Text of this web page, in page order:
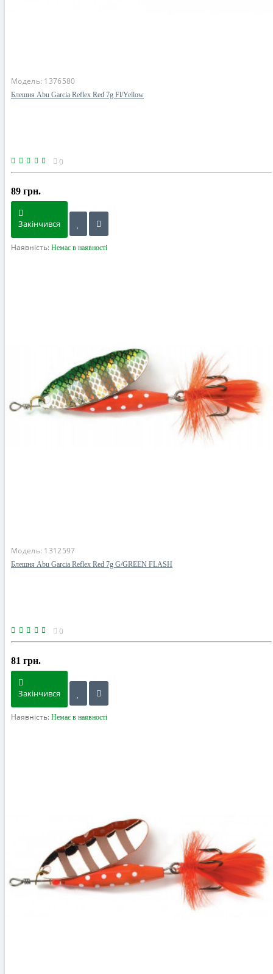
Модель: 1376580
Блешня Abu Garcia Reflex Red 7g Fl/Yellow
0
89 грн.
Закінчився
Наявність: Немає в наявності
Модель: 1312597
Блешня Abu Garcia Reflex Red 7g G/GREEN FLASH
0
81 грн.
Закінчився
Наявність: Немає в наявності